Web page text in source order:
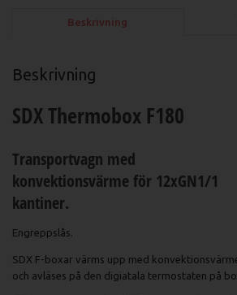
Beskrivning
Beskrivning
SDX Thermobox F180
Transportvagn med
konvektionsvärme för 12xGN1/1
kantiner.
Engreppslås.
SDX F-boxar värms upp med
och avläses på den digiatala termostaten på